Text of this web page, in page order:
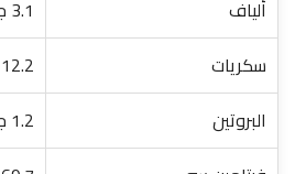
ألياف
3.1 جرام
سكريات
12.2 جرام
البروتين
1.2 جرام